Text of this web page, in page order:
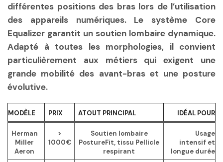
différentes positions des bras lors de l’utilisation
des appareils numériques. Le système Core
Equalizer garantit un soutien lombaire dynamique.
Adapté à toutes les morphologies, il convient
particulièrement aux métiers qui exigent une
grande mobilité des avant-bras et une posture
évolutive.
MODÈLE PRIX ATOUT PRINCIPAL IDÉAL POUR
Herman
Miller
Aeron
>
1000€
Soutien lombaire
PostureFit, tissu Pellicle
respirant
Usage
intensif et
longue durée